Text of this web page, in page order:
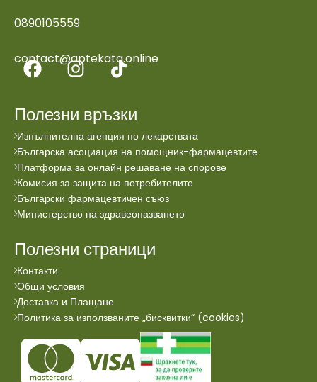
0890105559
contact@aptekata.online
Полезни връзки
Изпълнителна агенция по лекарствата
Българска асоциация на помощник-фармацевтите
Платформа за онлайн решаване на спорове
Комисия за защита на потребителите
Български фармацевтичен съюз
Министерство на здравеопазването
Полезни страници
Контакти
Общи условия
Доставка и Плащане
Политика за използваните „бисквитки“ (cookies)